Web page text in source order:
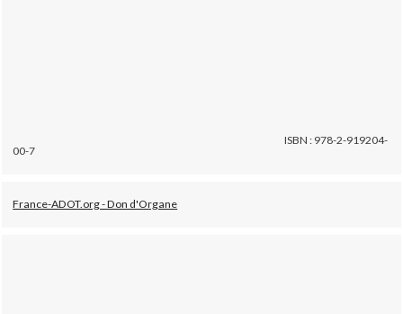
ISBN : 978-2-919204-
00-7
France-ADOT.org - Don d'Organe